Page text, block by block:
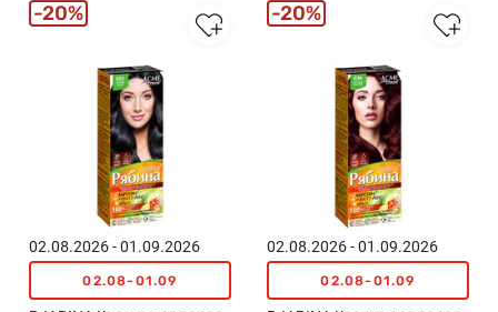
02.08.2026 - 01.09.2026
02.08-01.09
20%
02.08.2026 - 01.09.2026
02.08-01.09
20%